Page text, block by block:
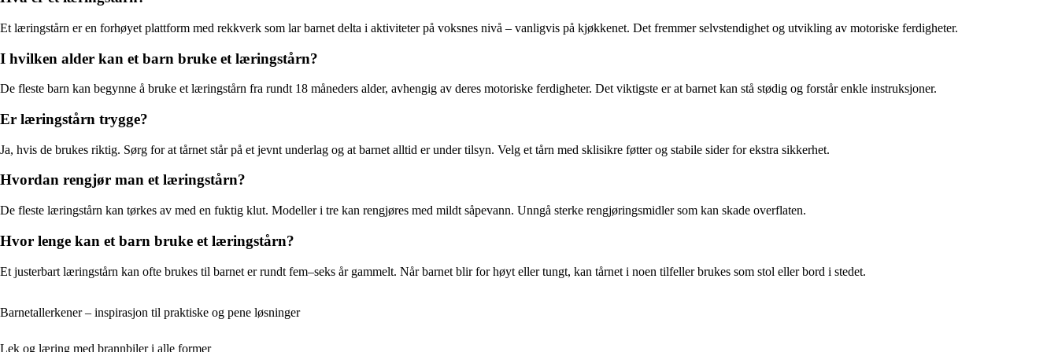
Et læringstårn er en forhøyet plattform med rekkverk som lar barnet delta i aktiviteter på voksnes nivå – vanligvis på kjøkkenet. Det fremmer selvstendighet og utvikling av motoriske ferdigheter.
I hvilken alder kan et barn bruke et læringstårn?
De fleste barn kan begynne å bruke et læringstårn fra rundt 18 måneders alder, avhengig av deres motoriske ferdigheter. Det viktigste er at barnet kan stå stødig og forstår enkle instruksjoner.
Er læringstårn trygge?
Ja, hvis de brukes riktig. Sørg for at tårnet står på et jevnt underlag og at barnet alltid er under tilsyn. Velg et tårn med sklisikre føtter og stabile sider for ekstra sikkerhet.
Hvordan rengjør man et læringstårn?
De fleste læringstårn kan tørkes av med en fuktig klut. Modeller i tre kan rengjøres med mildt såpevann. Unngå sterke rengjøringsmidler som kan skade overflaten.
Hvor lenge kan et barn bruke et læringstårn?
Et justerbart læringstårn kan ofte brukes til barnet er rundt fem–seks år gammelt. Når barnet blir for høyt eller tungt, kan tårnet i noen tilfeller brukes som stol eller bord i stedet.
Barnetallerkener – inspirasjon til praktiske og pene løsninger
Lek og læring med brannbiler i alle former